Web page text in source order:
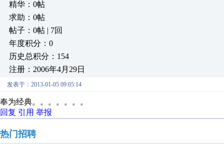
精华：0帖
求助：0帖
帖子：0帖 | 7回
年度积分：0
历史总积分：154
注册：2006年4月29日
发表于：2013-01-05 09:05:14
奉为经典。。。。。。。
回复 引用 举报
热门招聘